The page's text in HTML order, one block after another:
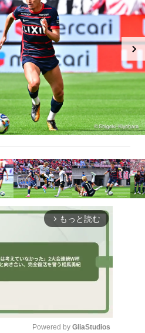
arrow_forward_ios もっと読む
Powered by GliaStudios